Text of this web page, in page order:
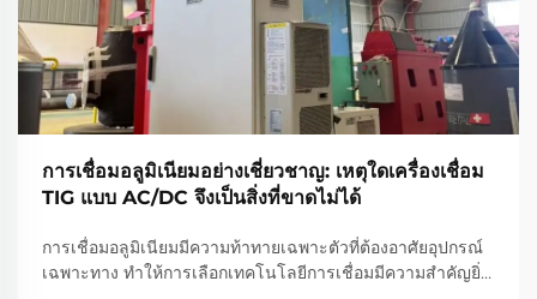
การเชื่อมอลูมิเนียมอย่างเชี่ยวชาญ: เหตุใดเครื่องเชื่อม
TIG แบบ AC/DC จึงเป็นสิ่งที่ขาดไม่ได้
การเชื่อมอลูมิเนียมมีความท้าทายเฉพาะตัวที่ต้องอาศัยอุปกรณ์
เฉพาะทาง ทำให้การเลือกเทคโนโลยีการเชื่อมมีความสำคัญยิ่ง